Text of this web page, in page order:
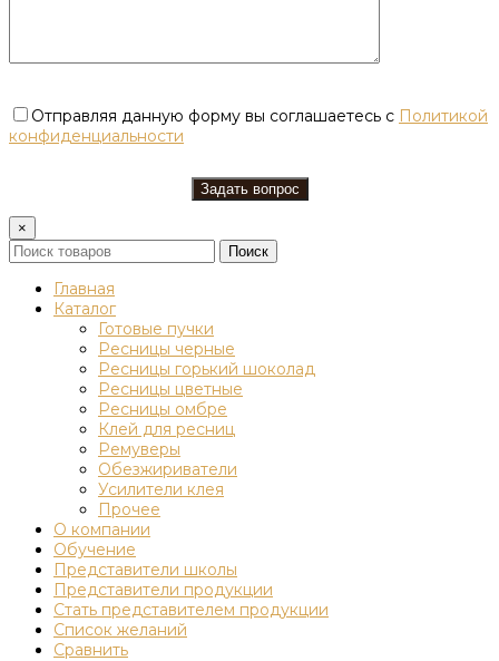
Отправляя данную форму вы соглашаетесь с Политикой
конфиденциальности
×
Поиск
Главная
Каталог
Готовые пучки
Ресницы черные
Ресницы горький шоколад
Ресницы цветные
Ресницы омбре
Клей для ресниц
Ремуверы
Обезжириватели
Усилители клея
Прочее
О компании
Обучение
Представители школы
Представители продукции
Стать представителем продукции
Список желаний
Сравнить